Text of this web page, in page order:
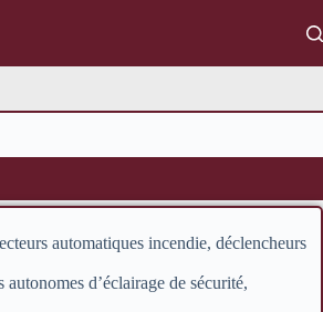
automatiques incendie, déclencheurs
d’éclairage de sécurité,